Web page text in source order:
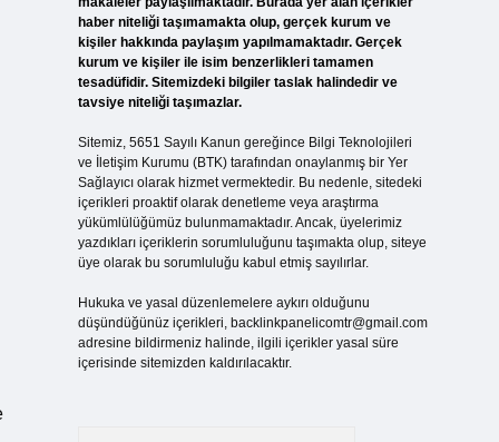
haber niteliği taşımamakta olup, gerçek kurum ve
kişiler hakkında paylaşım yapılmamaktadır. Gerçek
kurum ve kişiler ile isim benzerlikleri tamamen
tesadüfidir. Sitemizdeki bilgiler taslak halindedir ve
tavsiye niteliği taşımazlar.
Sitemiz, 5651 Sayılı Kanun gereğince Bilgi Teknolojileri
ve İletişim Kurumu (BTK) tarafından onaylanmış bir Yer
Sağlayıcı olarak hizmet vermektedir. Bu nedenle, sitedeki
içerikleri proaktif olarak denetleme veya araştırma
yükümlülüğümüz bulunmamaktadır. Ancak, üyelerimiz
yazdıkları içeriklerin sorumluluğunu taşımakta olup, siteye
üye olarak bu sorumluluğu kabul etmiş sayılırlar.
Hukuka ve yasal düzenlemelere aykırı olduğunu
düşündüğünüz içerikleri, backlinkpanelicomtr@gmail.com
adresine bildirmeniz halinde, ilgili içerikler yasal süre
içerisinde sitemizden kaldırılacaktır.